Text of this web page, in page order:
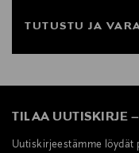
TUTUSTU JA
TILAA UUTISKIRJE –
Uutiskirjeestämme löydät